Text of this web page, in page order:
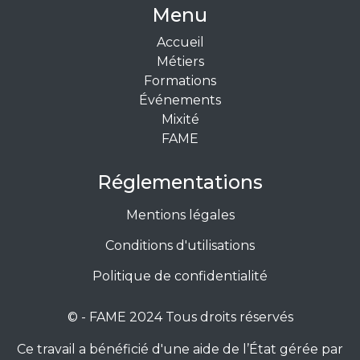
Menu
Accueil
Métiers
Formations
Événements
Mixité
FAME
Réglementations
Mentions légales
Conditions d'utilisations
Politique de confidentialité
© - FAME 2024 Tous droits réservés
Ce travail a bénéficié d'une aide de l’État gérée par